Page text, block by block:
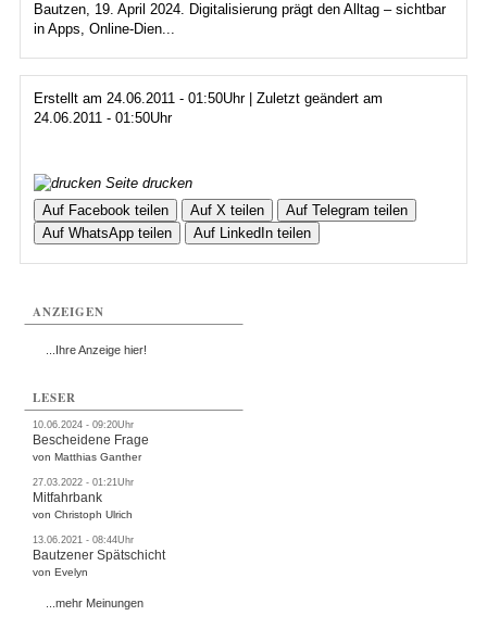
Bautzen, 19. April 2024. Digitalisierung prägt den Alltag – sichtbar
in Apps, Online-Dien...
Erstellt am 24.06.2011 - 01:50Uhr | Zuletzt geändert am
24.06.2011 - 01:50Uhr
Seite drucken
Auf Facebook teilen
Auf X teilen
Auf Telegram teilen
Auf WhatsApp teilen
Auf LinkedIn teilen
ANZEIGEN
...Ihre Anzeige hier!
LESER
10.06.2024 - 09:20Uhr
Bescheidene Frage
von Matthias Ganther
27.03.2022 - 01:21Uhr
Mitfahrbank
von Christoph Ulrich
13.06.2021 - 08:44Uhr
Bautzener Spätschicht
von Evelyn
...mehr Meinungen